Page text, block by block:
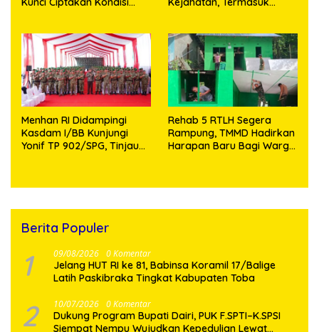
Menhan RI Didampingi
Kasdam I/BB Kunjungi
Yonif TP 902/SPG, Tinjau
Rehab 5 RTLH Segera
Rampung, TMMD Hadirkan
Harapan Baru Bagi Warga
Berita Populer
1 09/08/2026 0 Komentar
Jelang HUT RI ke 81, Babinsa Koramil 17/Balige
Latih Paskibraka Tingkat Kabupaten Toba
2 10/07/2026 0 Komentar
Dukung Program Bupati Dairi, PUK F.SPTI–K.SPSI
Siempat Nempu Wujudkan Kepedulian Lewat